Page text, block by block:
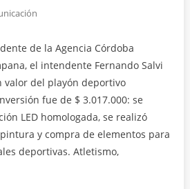
de la Agencia Córdoba
el intendente Fernando Salvi
valor del playón deportivo
fue de $ 3.017.000: se
LED homologada, se realizó
y compra de elementos para
deportivas. Atletismo,